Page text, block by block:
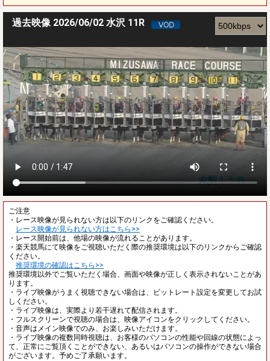
過去映像 2026/06/02 水沢 11R
ご注意
・レース映像が見られない方は以下のリンクをご確認ください。
レース映像が見られない方はこちら>>
・レース開始前は、他場の映像が流れることがあります。
・楽天競馬にて映像をご視聴いただく際の推奨環境は以下のリンクからご確認
ください。
推奨環境の確認はこちら>>
推奨環境以外でご覧いただく場合、画面や映像が正しく表示されないことがあ
ります。
・ライブ映像がうまく視聴できない場合は、ビットレート設定を変更してお試
しください。
・ライブ映像は、実際より若干遅れて配信されます。
・フルスクリーンで視聴の場合は、映像アイコンをクリックしてください。
・音声はメイン映像でのみ、お楽しみいただけます。
・ライブ映像の複数同時視聴は、お客様のパソコンの性能や回線の状態によっ
て、正常にご覧頂くことができない、あるいはパソコンの操作ができない場合
がございます。予めご了承願います。